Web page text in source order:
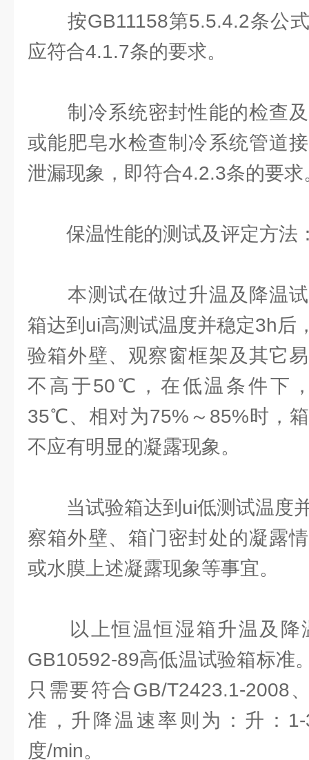
按GB11158第5.5.4.2条公式
应符合4.1.7条的要求。
制冷系统密封性能的检查及
或能肥皂水检查制冷系统管道
泄漏现象，即符合4.2.3条的要求
保温性能的测试及评定方法
本测试在做过升温及降温试
箱达到ui高测试温度并稳定3h后
验箱外壁、观察窗框架及其它
不高于50℃，在低温条件下
35℃、相对为75%～85%时，
不应有明显的凝露现象。
当试验箱达到ui低测试温度
察箱外壁、箱门密封处的凝露
或水膜上述凝露现象等事宜。
以上恒温恒湿箱升温及降
GB10592-89高低温试验箱标准
只需要符合GB/T2423.1-2008
准，升降温速率则为：升：
度/min。